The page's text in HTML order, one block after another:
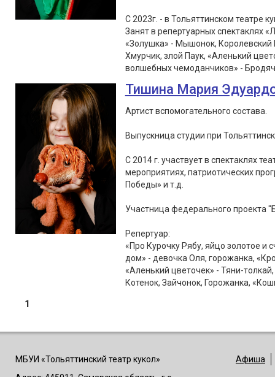
С 2023г. - в Тольяттинском театре
Занят в репертуарных спектаклях
«Золушка» - Мышонок,
Хмурчик, злой Паук, «Аленький
волшебных чемоданчиков» -
Тишина Мария
Артист вспомогательного состава.
Выпускница студии при
С 2014 г. участвует в спектаклях
мероприятиях, патриотических
Победы» и т.д.
Участница федерального проекта
Репертуар:
«Про Курочку Рябу, яйцо золотое и
дом» - девочка Оля, горожанка,
«Аленький цветочек» - Тяни-
Котенок, Зайчонок, Горожанка,
1
МБУИ «Тольяттинский театр кукол»
Афиша